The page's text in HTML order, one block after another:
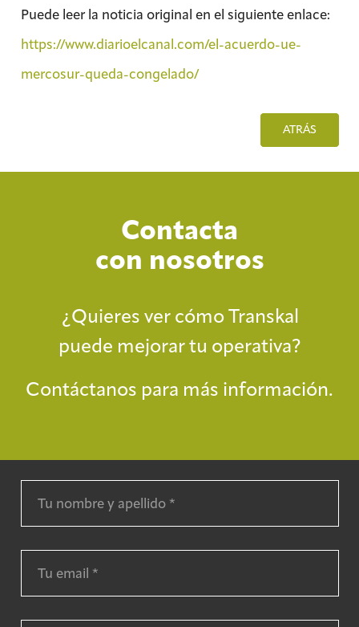
Puede leer la noticia original en el siguiente enlace:
https://www.diarioelcanal.com/el-acuerdo-ue-
mercosur-queda-congelado/
ATRÁS
Contacta
con nosotros
¿Quieres ver cómo Transkal
puede mejorar tu operativa?
Contáctanos para más información.